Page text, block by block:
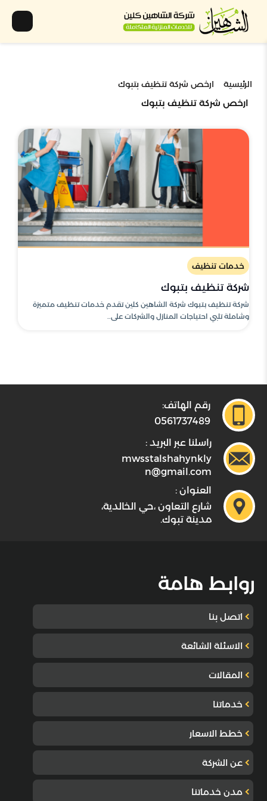
الرئيسية ارخص شركة تنظيف بتبوك
ارخص شركة تنظيف بتبوك
خدمات تنظيف
شركة تنظيف بتبوك
شركة تنظيف بتبوك شركة الشاهين كلين تقدم خدمات تنظيف متميزة
وشاملة تلبي احتياجات المنازل والشركات على..
رقم الهاتف:
0561737489
راسلنا عبر البريد :
mwsstalshahynkly
n@gmail.com
العنوان :
شارع التعاون ،حي الخالدية،
مدينة تبوك.
روابط هامة
اتصل بنا
الاسئلة الشائعة
المقالات
خدماتنا
خطط الاسعار
عن الشركة
مدن خدماتنا